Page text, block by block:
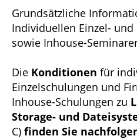
Grundsätzliche
Individuellen Einzel-
sowie Inhouse-
Die Konditionen für
Einzelschulungen und
Inhouse-Schulungen zu
Storage- und
C) finden Sie